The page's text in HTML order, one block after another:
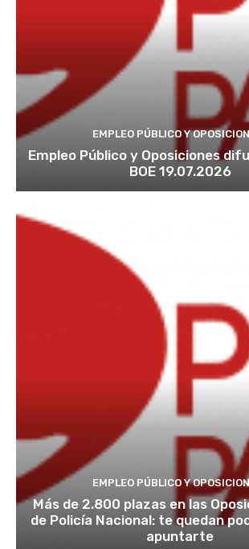
EMPLEO PÚBLICO Y
Empleo Público y Oposiciones
BOE 19.07.2026
EMPLEO PÚBLICO Y
Más de 2.800 plazas en las
de Policía Nacional: te quedan
apuntarte